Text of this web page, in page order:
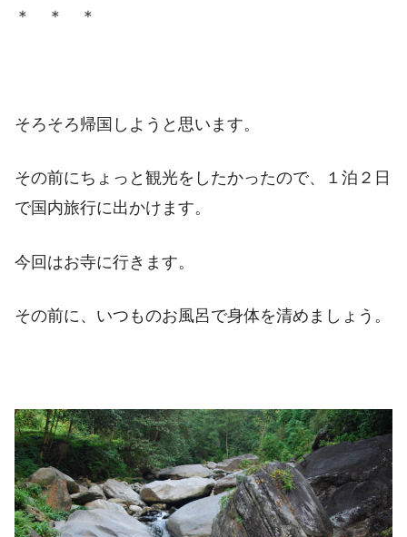
＊ ＊ ＊
そろそろ帰国しようと思います。
その前にちょっと観光をしたかったので、１泊２日
で国内旅行に出かけます。
今回はお寺に行きます。
その前に、いつものお風呂で身体を清めましょう。